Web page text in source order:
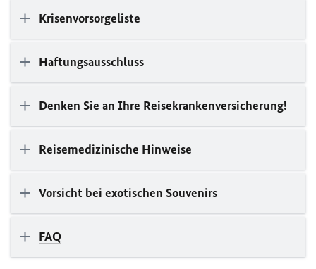
Krisenvorsorgeliste
Haftungsausschluss
Denken Sie an Ihre Reisekrankenversicherung!
Reisemedizinische Hinweise
Vorsicht bei exotischen Souvenirs
FAQ